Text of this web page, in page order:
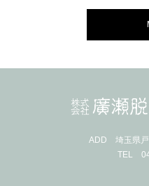
ADD 埼玉県戸
TEL